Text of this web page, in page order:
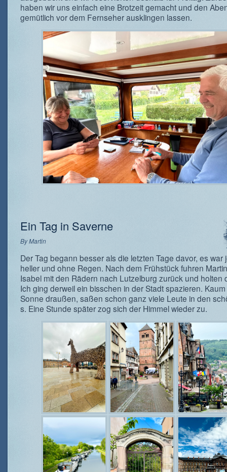
haben wir uns einfach eine Brotzeit gemacht und den
gemütlich vor dem Fernseher ausklingen lassen.
Ein Tag in Saverne
ByMartin
Der Tag begann besser als die letzten Tage davor, es war
heller und ohne Regen. Nach dem Frühstück fuhren
Isabel mit den Rädern nach Lutzelburg zurück und holten
Ich ging derweil ein bisschen in der Stadt spazieren.
Sonne draußen, saßen schon ganz viele Leute in den
s. Eine Stunde später zog sich der Himmel wieder zu.